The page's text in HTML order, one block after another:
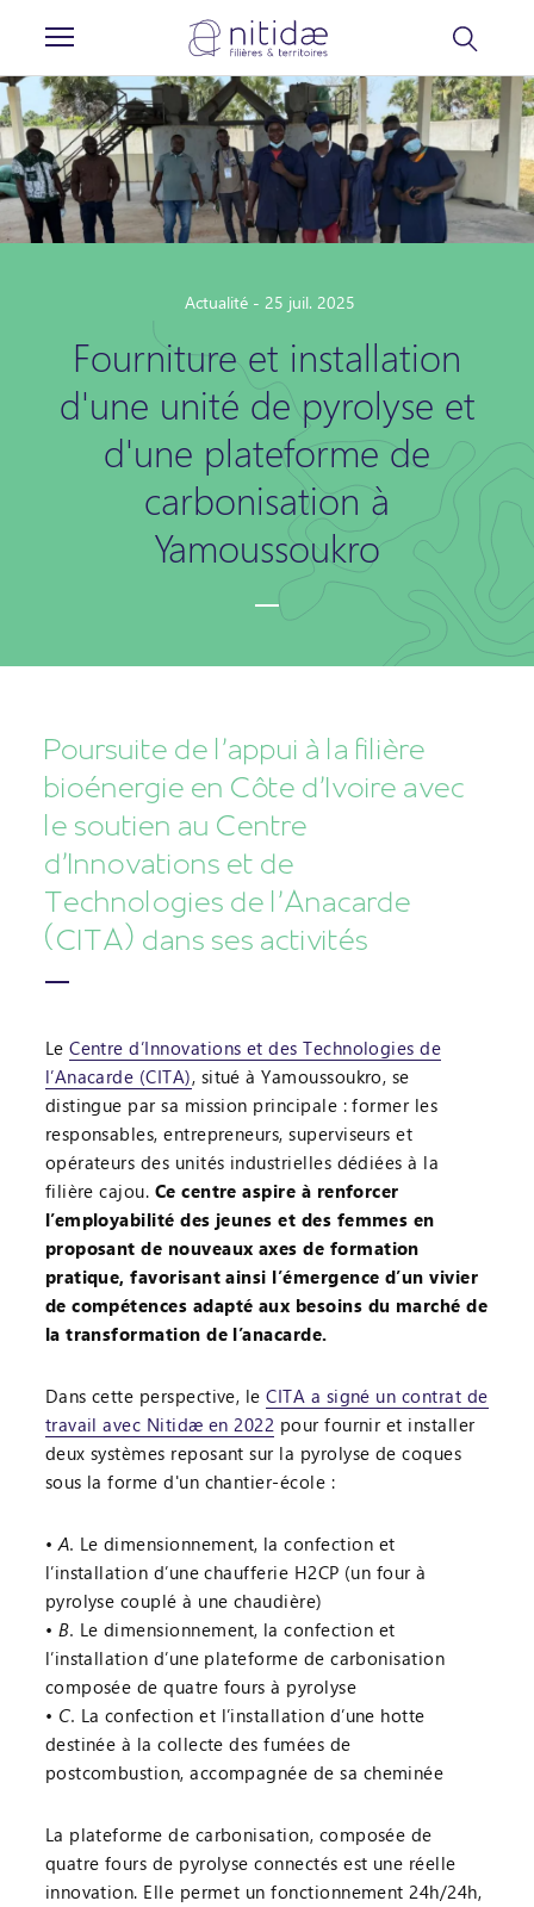
Actualité - 25 juil. 2025
Fourniture et installation
d'une unité de pyrolyse et
d'une plateforme de
carbonisation à
Yamoussoukro
Poursuite de l'appui à la filière
bioénergie en Côte d'Ivoire avec
le soutien au Centre
d'Innovations et de
Technologies de l'Anacarde
(CITA) dans ses activités
LeCentre d’Innovations et des Technologies de
l’Anacarde (CITA), situé à Yamoussoukro, se
distingue par sa mission principale : former les
responsables, entrepreneurs, superviseurs et
opérateurs des unités industrielles dédiées à la
filière cajou. Ce centre aspire à renforcer
l’employabilité des jeunes et des femmes en
proposant de nouveaux axes de formation
pratique, favorisant ainsi l’émergence d’un vivier
de compétences adapté aux besoins du marché de
la transformation de l’anacarde.
Dans cette perspective, leCITA a signé un contrat de
travail avec Nitidæ en 2022 pour fournir et installer
deux systèmes reposant sur la pyrolyse de coques
sous la forme d'un chantier-école :
A. Le dimensionnement, la confection et
l’installation d’une chaufferie H2CP (un four à
pyrolyse couplé à une chaudière)
B. Le dimensionnement, la confection et
l’installation d’une plateforme de carbonisation
composée de quatre fours à pyrolyse
C. La confection et l’installation d’une hotte
destinée à la collecte des fumées de
postcombustion, accompagnée de sa cheminée
La plateforme de carbonisation, composée de
quatre fours de pyrolyse connectés est une réelle
innovation. Elle permet un fonctionnement 24h/24h,
Panneau de gestion des cookies